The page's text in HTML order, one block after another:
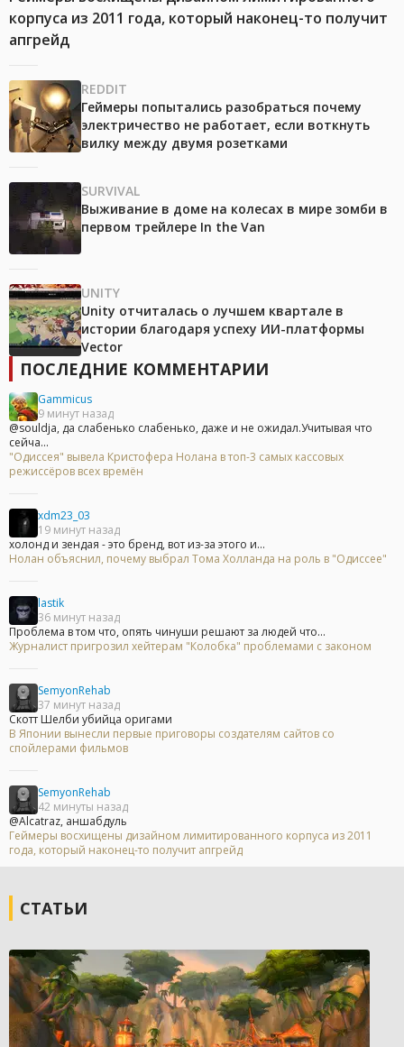
корпуса из 2011 года, который наконец-то получит
апгрейд
REDDIT
Геймеры попытались разобраться почему
электричество не работает, если воткнуть
вилку между двумя розетками
SURVIVAL
Выживание в доме на колесах в мире зомби в
первом трейлере In the Van
UNITY
Unity отчиталась о лучшем квартале в
истории благодаря успеху ИИ-платформы
Vector
ПОСЛЕДНИЕ КОММЕНТАРИИ
Gammicus
9 минут назад
@souldja, да слабенько слабенько, даже и не ожидал.Учитывая что
сейча...
"Одиссея" вывела Кристофера Нолана в топ-3 самых кассовых
режиссёров всех времён
xdm23_03
19 минут назад
холонд и зендая - это бренд, вот из-за этого и...
Нолан объяснил, почему выбрал Тома Холланда на роль в "Одиссее"
lastik
36 минут назад
Проблема в том что, опять чинуши решают за людей что...
Журналист пригрозил хейтерам "Колобка" проблемами с законом
SemyonRehab
37 минут назад
Скотт Шелби убийца оригами
В Японии вынесли первые приговоры создателям сайтов со
спойлерами фильмов
SemyonRehab
42 минуты назад
@Alcatraz, аншабдуль
Геймеры восхищены дизайном лимитированного корпуса из 2011
года, который наконец-то получит апгрейд
СТАТЬИ